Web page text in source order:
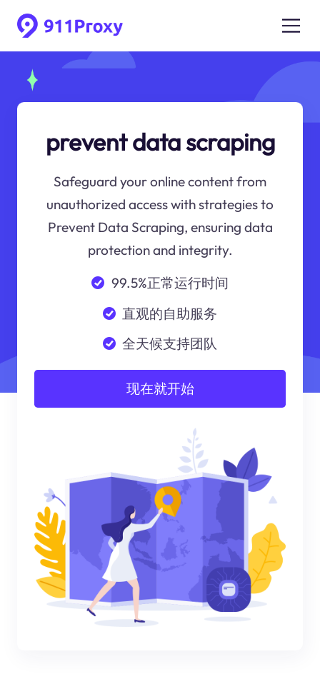
prevent data scraping
Safeguard your online content from
unauthorized access with strategies to
Prevent Data Scraping, ensuring data
protection and integrity.
99.5%正常运行时间
直观的自助服务
全天候支持团队
现在就开始